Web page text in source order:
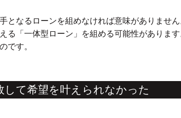
となるローンを組めなければ意味がありませ
る「一体型ローン」を組める可能性がありま
です。
て希望を叶えられなかった